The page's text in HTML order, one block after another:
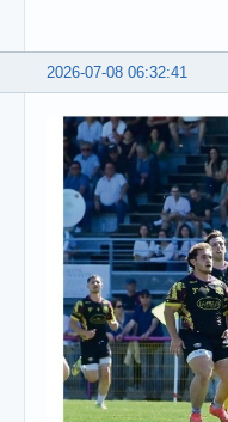
2026-07-08 06:32:41